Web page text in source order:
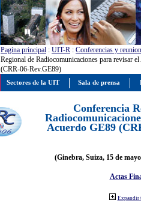
Pagína principal : UIT-R : Conferencias y
Regional de Radiocomunicaciones para revisar
(CRR-06-Rev.GE89)
Conferencia
Acuerdo GE89
(Ginebra, Suiza, 15 de
Actas
Expandir
Sectores de la UIT Sala de prensa